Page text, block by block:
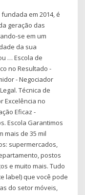
em 2014, é
geração das
se em um
da sua
… Escola de
no Resultado -
- Negociador
Técnica de
Excelência no
Eficaz -
Escola Garantimos
mais de 35 mil
supermercados,
postos
e muito mais. Tudo
label) que você pode
do setor móveis,